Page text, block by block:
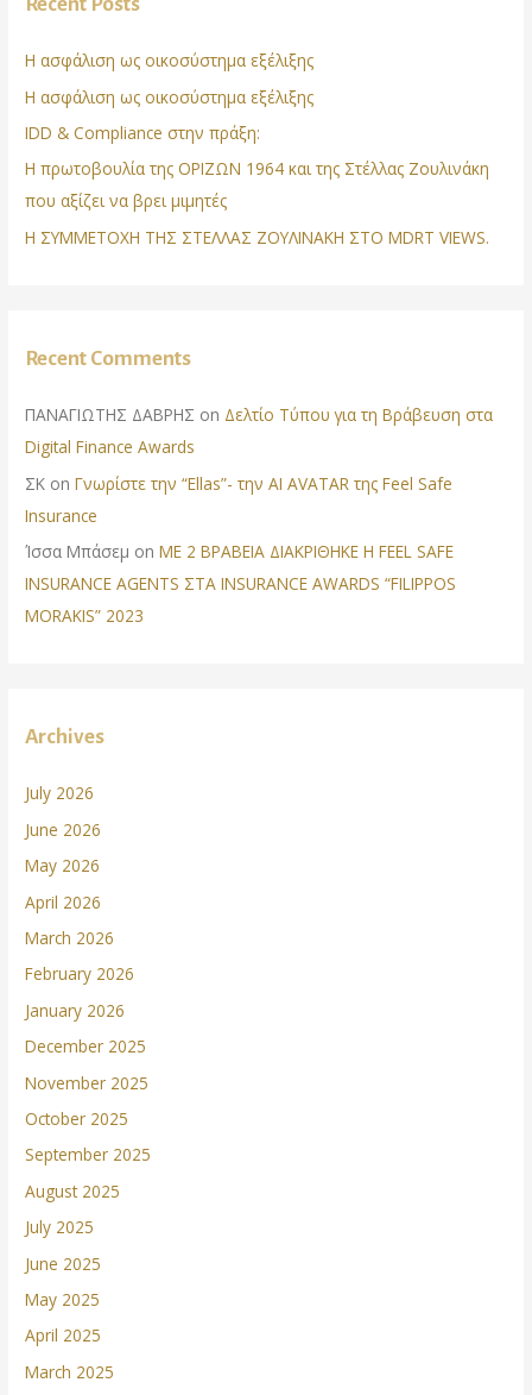
Η ασφάλιση ως οικοσύστημα εξέλιξης
Η ασφάλιση ως οικοσύστημα εξέλιξης
IDD & Compliance στην πράξη:
Η πρωτοβουλία της ΟΡΙΖΩΝ 1964 και της Στέλλας Ζουλινάκη
που αξίζει να βρει μιμητές
Η ΣΥΜΜΕΤΟΧΗ ΤΗΣ ΣΤΕΛΛΑΣ ΖΟΥΛΙΝΑΚΗ ΣΤΟ MDRT VIEWS.
Recent Comments
ΠΑΝΑΓΙΩΤΗΣ ΔΑΒΡΗΣ on Δελτίο Τύπου για τη Βράβευση στα
Digital Finance Awards
ΣΚ onΓνωρίστε την “Ellas”- την AI AVATAR της Feel Safe
Insurance
Ίσσα Μπάσεμ onΜΕ 2 ΒΡΑΒΕΙΑ ΔΙΑΚΡΙΘΗΚΕ Η FEEL SAFE
INSURANCE AGENTS ΣΤΑ INSURANCE AWARDS “FILIPPOS
MORAKIS” 2023
Archives
July 2026
June 2026
May 2026
April 2026
March 2026
February 2026
January 2026
December 2025
November 2025
October 2025
September 2025
August 2025
July 2025
June 2025
May 2025
April 2025
March 2025